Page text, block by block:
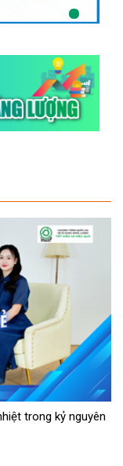
trong kỷ nguyên